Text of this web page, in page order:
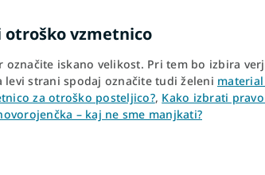
vzmetnico
iskano velikost. Pri tem bo izbira
strani spodaj označite tudi želeni
za otroško posteljico?, Kako izbrati
– kaj ne sme manjkati?